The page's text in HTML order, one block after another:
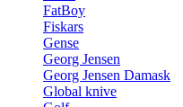
FatBoy
Fiskars
Gense
Georg Jensen
Georg Jensen Damask
Global knive